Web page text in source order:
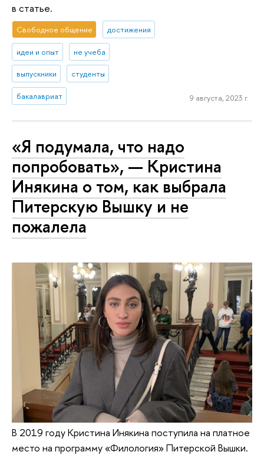
в статье.
Свободное общение достижения
идеи и опыт не учеба
выпускники студенты
бакалавриат 9 августа, 2023 г.
«Я подумала, что надо
попробовать», — Кристина
Инякина о том, как выбрала
Питерскую Вышку и не
пожалела
В 2019 году Кристина Инякина поступила на платное
место на программу «Филология» Питерской Вышки.